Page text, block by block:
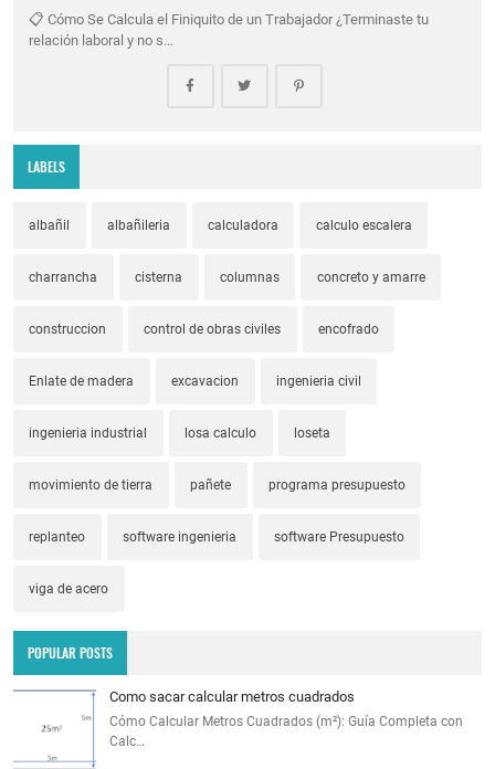
📋 Cómo Se Calcula el Finiquito de un Trabajador ¿Terminaste tu
relación laboral y no s…
LABELS
albañil albañileria calculadora calculo escalera
charrancha cisterna columnas concreto y amarre
construccion control de obras civiles encofrado
Enlate de madera excavacion ingenieria civil
ingenieria industrial losa calculo loseta
movimiento de tierra pañete programa presupuesto
replanteo software ingenieria software Presupuesto
viga de acero
POPULAR POSTS
Como sacar calcular metros cuadrados
Cómo Calcular Metros Cuadrados (m²): Guía Completa con
Calc…